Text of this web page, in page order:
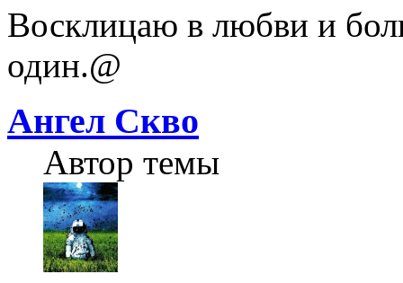
Восклицаю в любви и
один.@
Ангел Скво
Автор темы